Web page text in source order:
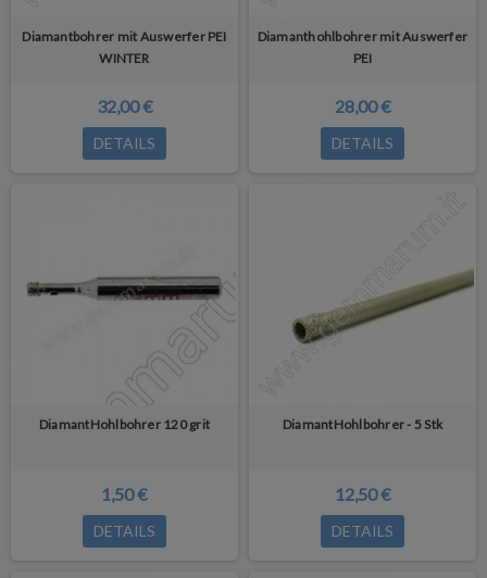
Diamantbohrer mit Auswerfer PEI
WINTER
32,00 €
DETAILS
Diamanthohlbohrer mit Auswerfer
PEI
28,00 €
DETAILS
DiamantHohlbohrer 120 grit
1,50 €
DETAILS
DiamantHohlbohrer - 5 Stk
12,50 €
DETAILS